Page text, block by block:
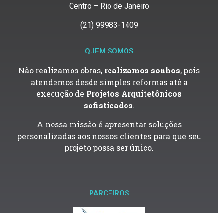
Centro – Rio de Janeiro
(21) 99983-1409
QUEM SOMOS
Não realizamos obras, realizamos sonhos, pois
atendemos desde simples reformas até a
execução de Projetos Arquitetônicos
sofisticados.
A nossa missão é apresentar soluções
personalizadas aos nossos clientes para que seu
projeto possa ser único.
PARCEIROS